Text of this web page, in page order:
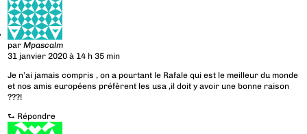
parMpascalm
31 janvier 2020 à 14 h 35 min
Je n’ai jamais compris , on a pourtant le Rafale qui est le meilleur du monde
et nos amis européens préfèrent les usa ,il doit y avoir une bonne raison
???!
⮑ Répondre